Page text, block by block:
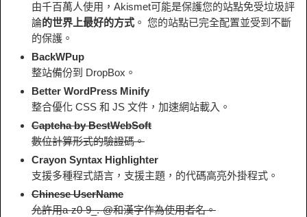
由千百萬人使用，Akismet可能是保護您的站點免受垃圾評
論的世界上最好的方式。 您的站點已完全配置並受到不斷
的保護。
BackWPup
整站備份到 DropBox。
Better WordPress Minify
整合優化 CSS 和 JS 文件，加速網站載入。
Captcha by BestWebSoft
數位計算形式的驗證碼。
Crayon Syntax Highlighter
支援多種程式語言，支援主題，的代碼高亮外掛程式。
Chinese UserName
允許用a-z0-9_.-@和漢字作為使用者名。